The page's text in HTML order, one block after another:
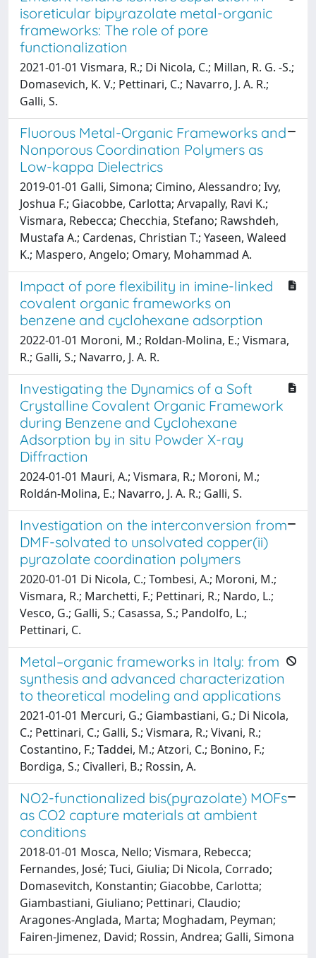
isoreticular bipyrazolate metal-organic
frameworks: The role of pore
functionalization
2021-01-01 Vismara, R.; Di Nicola, C.; Millan, R. G. -S.;
Domasevich, K. V.; Pettinari, C.; Navarro, J. A. R.;
Galli, S.
Fluorous Metal-Organic Frameworks and
Nonporous Coordination Polymers as
Low-kappa Dielectrics
2019-01-01 Galli, Simona; Cimino, Alessandro; Ivy,
Joshua F.; Giacobbe, Carlotta; Arvapally, Ravi K.;
Vismara, Rebecca; Checchia, Stefano; Rawshdeh,
Mustafa A.; Cardenas, Christian T.; Yaseen, Waleed
K.; Maspero, Angelo; Omary, Mohammad A.
Impact of pore flexibility in imine-linked
covalent organic frameworks on
benzene and cyclohexane adsorption
2022-01-01 Moroni, M.; Roldan-Molina, E.; Vismara,
R.; Galli, S.; Navarro, J. A. R.
Investigating the Dynamics of a Soft
Crystalline Covalent Organic Framework
during Benzene and Cyclohexane
Adsorption by in situ Powder X-ray
Diffraction
2024-01-01 Mauri, A.; Vismara, R.; Moroni, M.;
Roldán-Molina, E.; Navarro, J. A. R.; Galli, S.
Investigation on the interconversion from
DMF-solvated to unsolvated copper(ii)
pyrazolate coordination polymers
2020-01-01 Di Nicola, C.; Tombesi, A.; Moroni, M.;
Vismara, R.; Marchetti, F.; Pettinari, R.; Nardo, L.;
Vesco, G.; Galli, S.; Casassa, S.; Pandolfo, L.;
Pettinari, C.
Metal–organic frameworks in Italy: from
synthesis and advanced characterization
to theoretical modeling and applications
2021-01-01 Mercuri, G.; Giambastiani, G.; Di Nicola,
C.; Pettinari, C.; Galli, S.; Vismara, R.; Vivani, R.;
Costantino, F.; Taddei, M.; Atzori, C.; Bonino, F.;
Bordiga, S.; Civalleri, B.; Rossin, A.
NO2-functionalized bis(pyrazolate) MOFs
as CO2 capture materials at ambient
conditions
2018-01-01 Mosca, Nello; Vismara, Rebecca;
Fernandes, José; Tuci, Giulia; Di Nicola, Corrado;
Domasevitch, Konstantin; Giacobbe, Carlotta;
Giambastiani, Giuliano; Pettinari, Claudio;
Aragones-Anglada, Marta; Moghadam, Peyman;
Fairen-Jimenez, David; Rossin, Andrea; Galli, Simona